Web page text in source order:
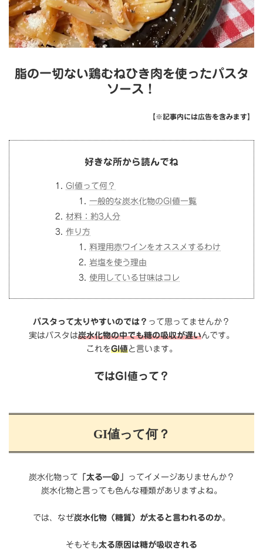
脂の一切ない鶏むねひき肉を使ったパスタ
ソース！
【※記事内には広告を含みます】
好きな所から読んでね
GI値って何？
一般的な炭水化物のGI値一覧
材料：約3人分
作り方
料理用赤ワインをオススメするわけ
岩塩を使う理由
使用している甘味はコレ
パスタって太りやすいのでは？ って思ってませんか？
実はパスタは炭水化物の中でも糖の吸収が遅いんです。
これをGI値と言います。
ではGI値って？
GI値って何？
炭水化物って 「太る―😫」
ってイメージありませんか？
炭水化物と言っても色んな種類がありますよね。
では、なぜ炭水化物（糖質）が太ると言われるのか。
そもそも太る原因は糖が吸収される